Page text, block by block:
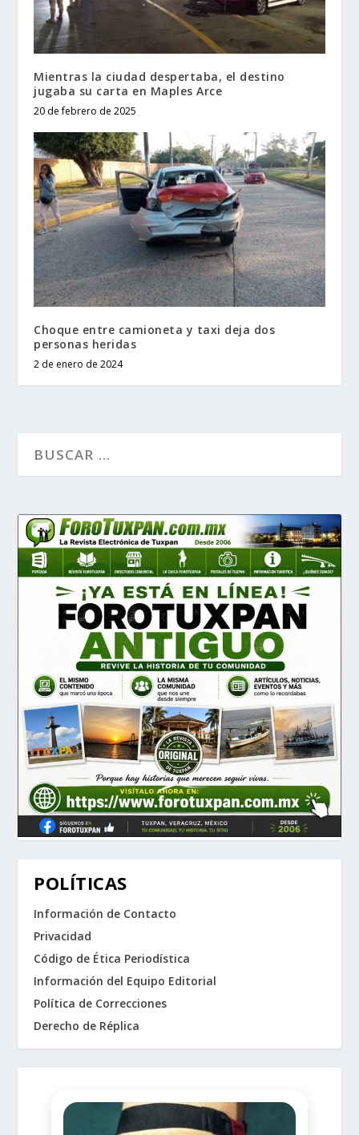
Mientras la ciudad despertaba, el destino
jugaba su carta en Maples Arce
20 de febrero de 2025
Choque entre camioneta y taxi deja dos
personas heridas
2 de enero de 2024
POLÍTICAS
Información de Contacto
Privacidad
Código de Ética Periodística
Información del Equipo Editorial
Política de Correcciones
Derecho de Réplica